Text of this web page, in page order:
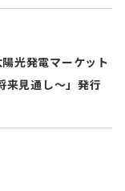
光発電マーケット
来見通し～」発行